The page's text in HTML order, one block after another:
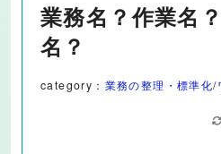
業務名？作業名
名？
category： 業務の整理・標準化/